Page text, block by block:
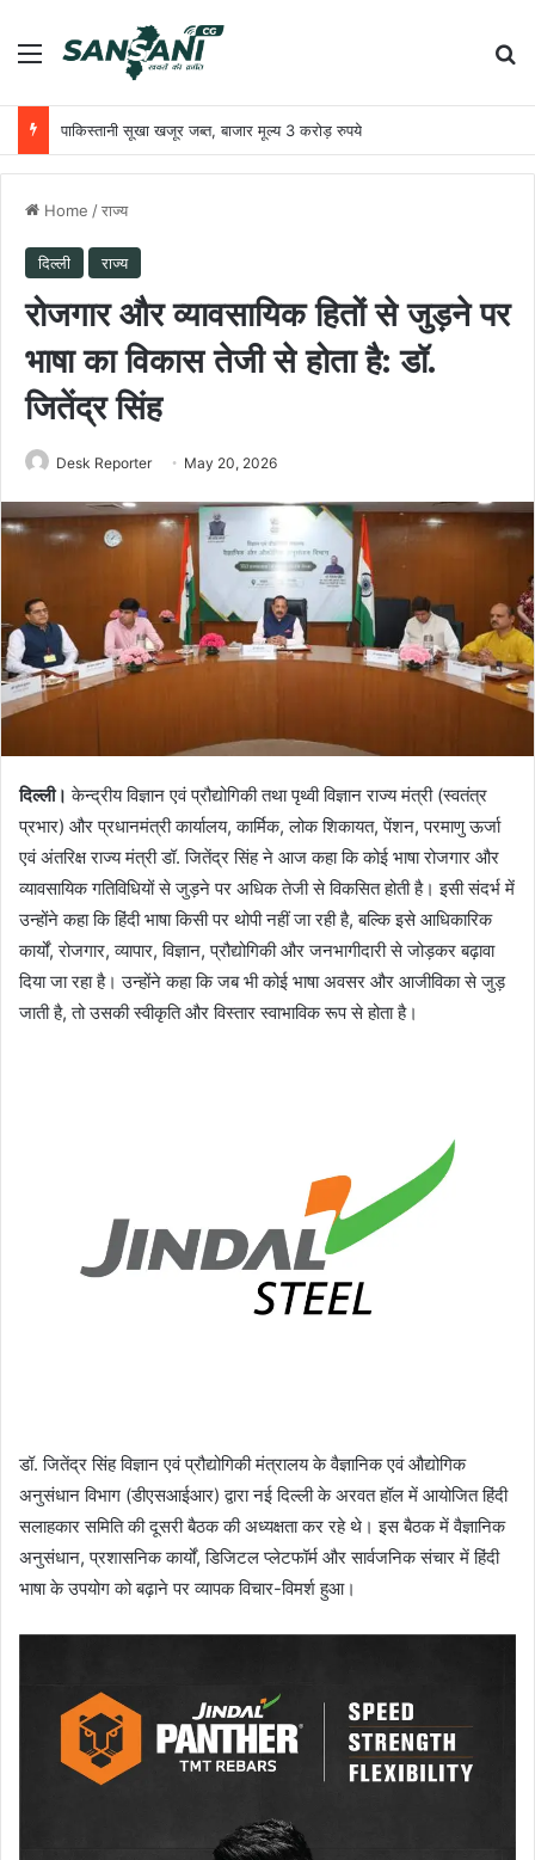
Menu
पाकिस्तानी सूखा खजूर जब्त, बाजार मूल्य 3 करोड़ रुपये
Home /राज्य
दिल्ली राज्य
रोजगार और व्यावसायिक हितों से जुड़ने पर
भाषा का विकास तेजी से होता है: डॉ.
जितेंद्र सिंह
Desk Reporter May 20, 2026
दिल्ली। केन्द्रीय विज्ञान एवं प्रौद्योगिकी तथा पृथ्वी विज्ञान राज्य मंत्री (स्वतंत्र
प्रभार) और प्रधानमंत्री कार्यालय, कार्मिक, लोक शिकायत, पेंशन, परमाणु ऊर्जा
एवं अंतरिक्ष राज्य मंत्री डॉ. जितेंद्र सिंह ने आज कहा कि कोई भाषा रोजगार और
व्यावसायिक गतिविधियों से जुड़ने पर अधिक तेजी से विकसित होती है। इसी संदर्भ में
उन्होंने कहा कि हिंदी भाषा किसी पर थोपी नहीं जा रही है, बल्कि इसे आधिकारिक
कार्यों, रोजगार, व्यापार, विज्ञान, प्रौद्योगिकी और जनभागीदारी से जोड़कर बढ़ावा
दिया जा रहा है। उन्होंने कहा कि जब भी कोई भाषा अवसर और आजीविका से जुड़
जाती है, तो उसकी स्वीकृति और विस्तार स्वाभाविक रूप से होता है।
डॉ. जितेंद्र सिंह विज्ञान एवं प्रौद्योगिकी मंत्रालय के वैज्ञानिक एवं औद्योगिक
अनुसंधान विभाग (डीएसआईआर) द्वारा नई दिल्ली के अरवत हॉल में आयोजित हिंदी
सलाहकार समिति की दूसरी बैठक की अध्यक्षता कर रहे थे। इस बैठक में वैज्ञानिक
अनुसंधान, प्रशासनिक कार्यों, डिजिटल प्लेटफॉर्म और सार्वजनिक संचार में हिंदी
भाषा के उपयोग को बढ़ाने पर व्यापक विचार-विमर्श हुआ।